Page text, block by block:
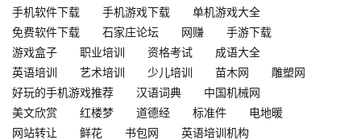
手机软件下载
手机游戏下载
单机游戏大全
免费软件下载
石家庄论坛 网赚
手游下载
游戏盒子
职业培训 资格考试
成语大全
英语培训
艺术培训 少儿培训 苗木网
雕塑网
好玩的手机游戏推荐
汉语词典
中国机械网
美文欣赏
红楼梦 道德经 标准件
电地暖
网站转让
鲜花 书包网 英语培训机构